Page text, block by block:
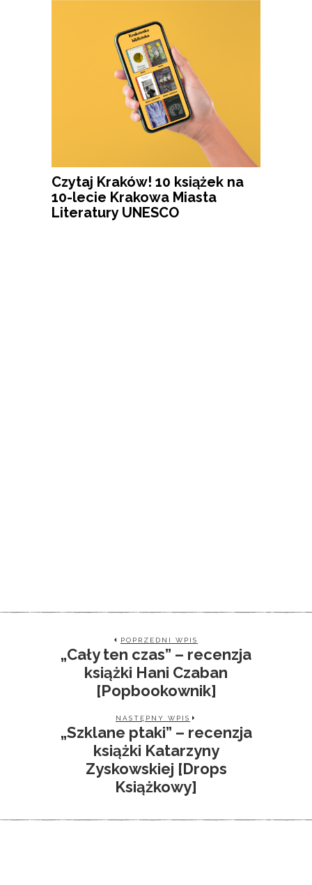
Czytaj Kraków! 10 książek na
10-lecie Krakowa Miasta
Literatury UNESCO
POPRZEDNI WPIS
„Cały ten czas” – recenzja
książki Hani Czaban
[Popbookownik]
NASTĘPNY WPIS
„Szklane ptaki” – recenzja
książki Katarzyny
Zyskowskiej [Drops
Książkowy]